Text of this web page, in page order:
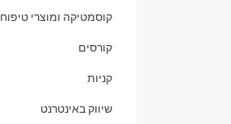
קוסמטיקה ומוצרי טיפוח
קורסים
קניות
שיווק באינטרנט